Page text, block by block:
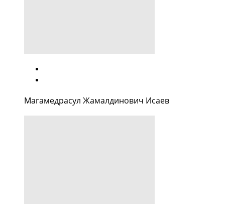
Магамедрасул Жамалдинович Исаев